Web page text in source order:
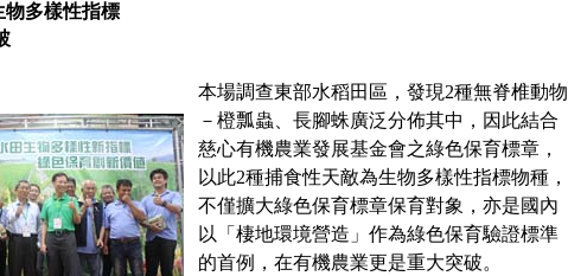
物多樣性指標
本場調查東部水稻田區，發現2種無脊椎動物
－橙瓢蟲、長腳蛛廣泛分佈其中，因此結合
慈心有機農業發展基金會之綠色保育標章，
以此2種捕食性天敵為生物多樣性指標物種，
不僅擴大綠色保育標章保育對象，亦是國內
以「棲地環境營造」作為綠色保育驗證標準
的首例，在有機農業更是重大突破。